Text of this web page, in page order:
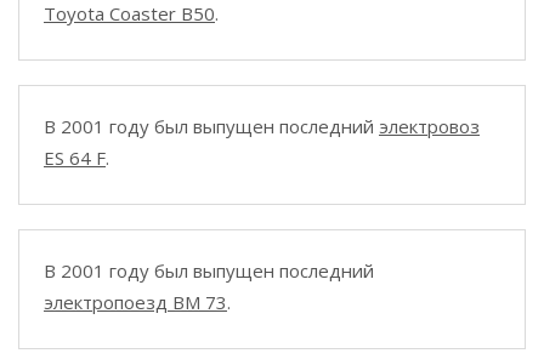
Toyota Coaster B50.
В 2001 году был выпущен последний электровоз
ES 64 F.
В 2001 году был выпущен последний
электропоезд BM 73.